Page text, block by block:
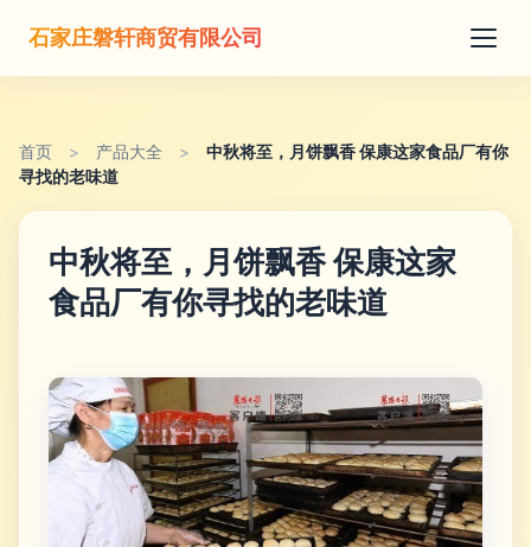
石家庄磐轩商贸有限公司
首页 > 产品大全 >
中秋将至，月饼飘香 保康这家食品厂有你
寻找的老味道
中秋将至，月饼飘香 保康这家
食品厂有你寻找的老味道